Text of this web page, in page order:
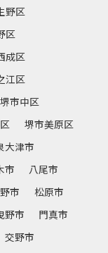
野区
区
成区
江区
堺市中区
堺市美原区
大津市
市
八尾市
市
松原市
野市
門真市
交野市